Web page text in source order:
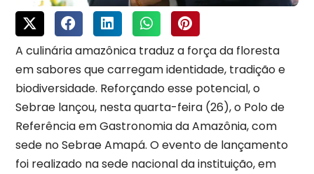
A culinária amazônica traduz a força da floresta
em sabores que carregam identidade, tradição e
biodiversidade. Reforçando esse potencial, o
Sebrae lançou, nesta quarta-feira (26), o Polo de
Referência em Gastronomia da Amazônia, com
sede no Sebrae Amapá. O evento de lançamento
foi realizado na sede nacional da instituição, em